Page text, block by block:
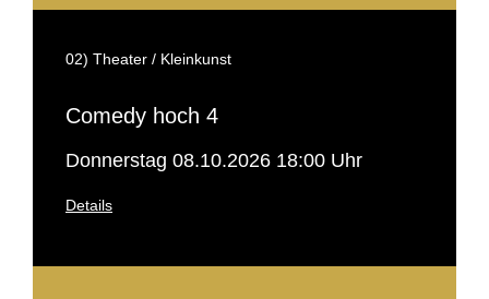
02) Theater / Kleinkunst
Comedy hoch 4
Donnerstag 08.10.2026 18:00 Uhr
Details